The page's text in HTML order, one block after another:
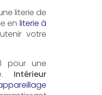
literie de
en literie à
votre
pour une
Intérieur